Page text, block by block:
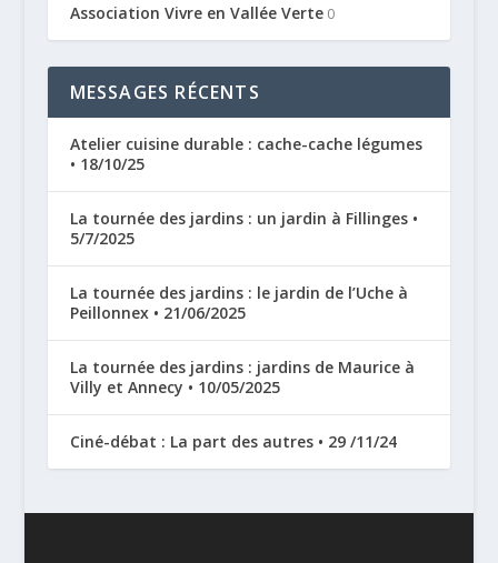
Association Vivre en Vallée Verte0
MESSAGES RÉCENTS
Atelier cuisine durable : cache-cache légumes
• 18/10/25
La tournée des jardins : un jardin à Fillinges •
5/7/2025
La tournée des jardins : le jardin de l’Uche à
Peillonnex • 21/06/2025
La tournée des jardins : jardins de Maurice à
Villy et Annecy • 10/05/2025
Ciné-débat : La part des autres • 29 /11/24